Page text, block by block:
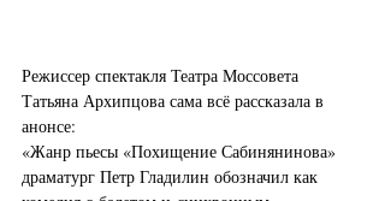
Режиссер спектакля Театра Моссовета
Татьяна Архипцова сама всё рассказала в
анонсе:
«Жанр пьесы «Похищение Сабинянинова»
драматург Петр Гладилин обозначил как